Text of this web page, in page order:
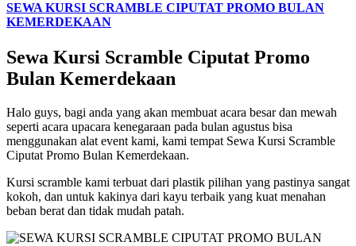
SEWA KURSI SCRAMBLE CIPUTAT PROMO BULAN
KEMERDEKAAN
Sewa Kursi Scramble Ciputat Promo
Bulan Kemerdekaan
Halo guys, bagi anda yang akan membuat acara besar dan mewah
seperti acara upacara kenegaraan pada bulan agustus bisa
menggunakan alat event kami, kami tempat Sewa Kursi Scramble
Ciputat Promo Bulan Kemerdekaan.
Kursi scramble kami terbuat dari plastik pilihan yang pastinya sangat
kokoh, dan untuk kakinya dari kayu terbaik yang kuat menahan
beban berat dan tidak mudah patah.